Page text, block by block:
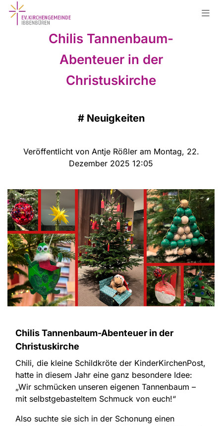
Chilis Tannenbaum-
Abenteuer in der
Christuskirche
# Neuigkeiten
Veröffentlicht von Antje Rößler am Montag, 22.
Dezember 2025 12:05
Chilis Tannenbaum-Abenteuer in der
Christuskirche
Chili, die kleine Schildkröte der KinderKirchenPost,
hatte in diesem Jahr eine ganz besondere Idee:
„Wir schmücken unseren eigenen Tannenbaum –
mit selbstgebasteltem Schmuck von euch!“
Also suchte sie sich in der Schonung einen